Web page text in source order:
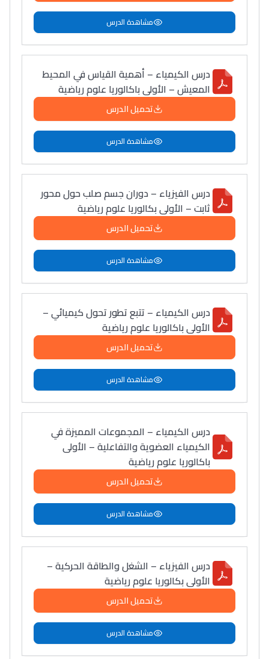
مشاهدة الدرس
درس الكيمياء – أهمية القياس في المحيط
المعيش – الأولى باكالوريا علوم رياضية
تحميل الدرس
مشاهدة الدرس
درس الفيزياء – دوران جسم صلب حول محور
ثابت – الأولى بكالوريا علوم رياضية
تحميل الدرس
مشاهدة الدرس
درس الكيمياء – تتبع تطور تحول كيميائي –
الأولى باكالوريا علوم رياضية
تحميل الدرس
مشاهدة الدرس
درس الكيمياء – المجموعات المميزة في
الكيمياء العضوية والتفاعلية – الأولى
باكالوريا علوم رياضية
تحميل الدرس
مشاهدة الدرس
درس الفيزياء – الشغل والطاقة الحركية –
الأولى بكالوريا علوم رياضية
تحميل الدرس
مشاهدة الدرس